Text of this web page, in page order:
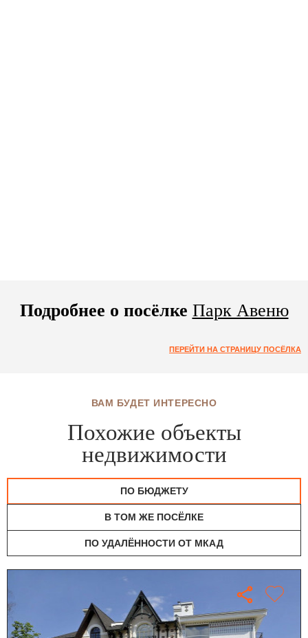
Подробнее о посёлке Парк Авеню
ПЕРЕЙТИ НА СТРАНИЦУ ПОСЁЛКА
ВАМ БУДЕТ ИНТЕРЕСНО
Похожие объекты
недвижимости
ПО БЮДЖЕТУ
В ТОМ ЖЕ ПОСЁЛКЕ
ПО УДАЛЁННОСТИ ОТ МКАД